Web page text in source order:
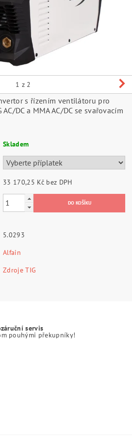
1 z 2
s řízením ventilátoru pro
DC a MMA AC/DC se svařovacím
Skladem
33 170,25 Kč bez DPH
5.0293
Alfain
Zdroje TIG
servis
pouhými překupníky!